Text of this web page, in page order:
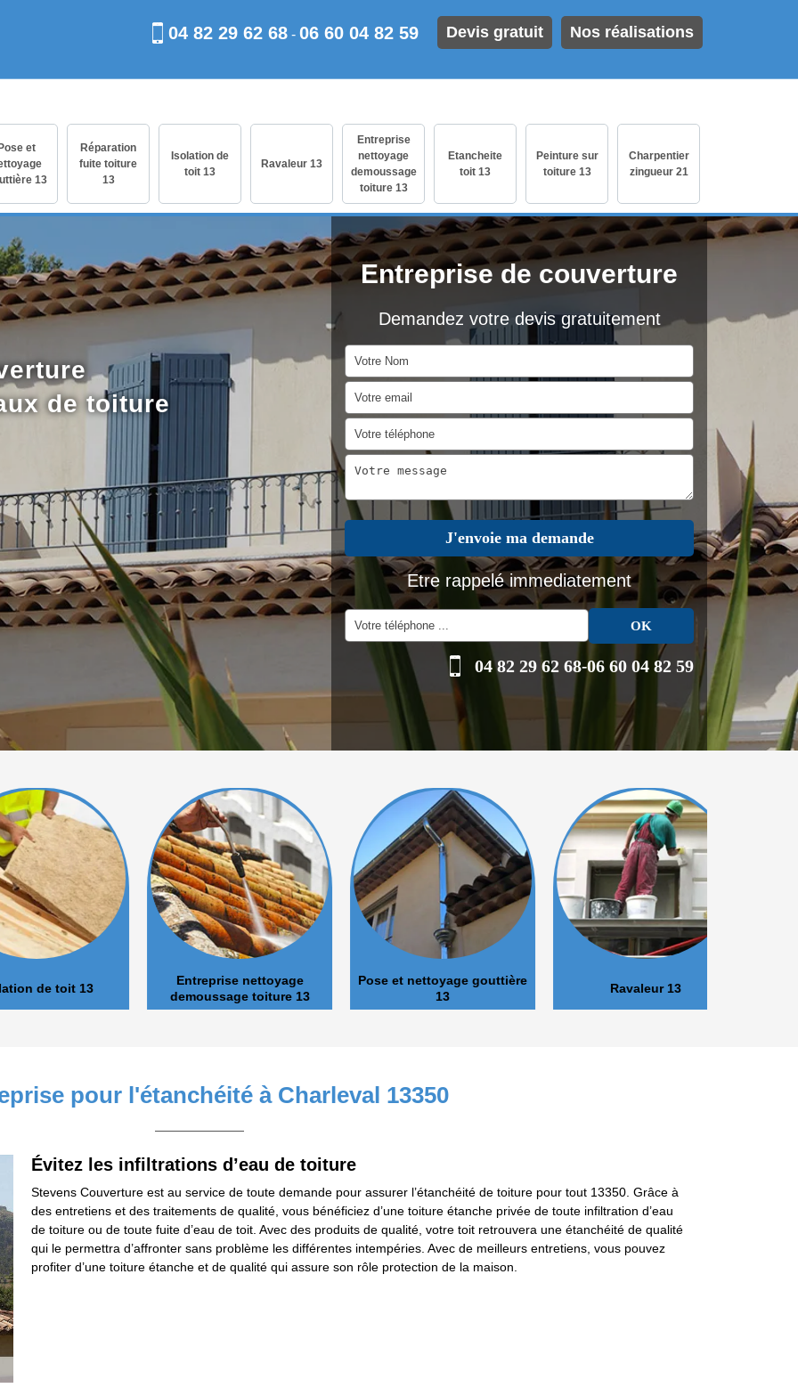
Devis gratuit Nos réalisations
04 82 29 62 68 - 06 60 04 82 59
Pose et
13
Réparation
fuite toiture
13
Isolation de
toit 13
Ravaleur 13
Entreprise
nettoyage
demoussage
toiture 13
Etancheite
toit 13
Peinture sur
toiture 13
Charpentier
zingueur 21
Entreprise de couverture
Demandez votre devis gratuitement
Etre rappelé immediatement
04 82 29 62 68-06 60 04 82 59
de toiture
toit 13
Entreprise nettoyage
demoussage toiture 13
Pose et nettoyage gouttière
Ravaleur 13
pour l'étanchéité à Charleval 13350
Évitez les infiltrations d’eau de toiture
Stevens Couverture est au service de toute demande pour assurer l’étanchéité de toiture pour tout 13350. Grâce à
des entretiens et des traitements de qualité, vous bénéficiez d’une toiture étanche privée de toute infiltration d’eau
de toiture ou de toute fuite d’eau de toit. Avec des produits de qualité, votre toit retrouvera une étanchéité de qualité
qui le permettra d’affronter sans problème les différentes intempéries. Avec de meilleurs entretiens, vous pouvez
profiter d’une toiture étanche et de qualité qui assure son rôle protection de la maison.